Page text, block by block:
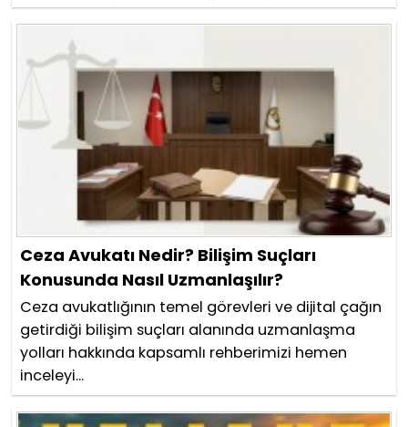
Ceza Avukatı Nedir? Bilişim Suçları
Konusunda Nasıl Uzmanlaşılır?
Ceza avukatlığının temel görevleri ve dijital çağın
getirdiği bilişim suçları alanında uzmanlaşma
yolları hakkında kapsamlı rehberimizi hemen
inceleyi...